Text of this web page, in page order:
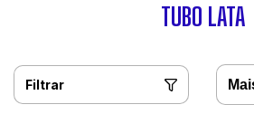
TUBO LATA
Filtrar